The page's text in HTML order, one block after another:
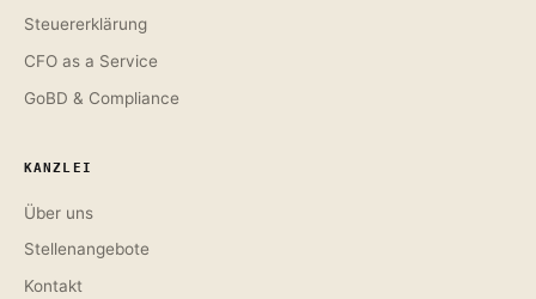
Steuererklärung
CFO as a Service
GoBD & Compliance
KANZLEI
Über uns
Stellenangebote
Kontakt